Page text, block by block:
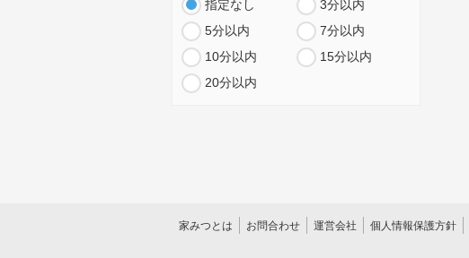
指定なし
3分以内
5分以内
7分以内
10分以内
15分以内
20分以内
家みつとは お問合わせ 運営会社 個人情報保護方針